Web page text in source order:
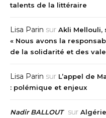
talents de la littéraire
Lisa Parin sur Akli Mellouli,
« Nous avons la
de la solidarité et des
Lisa Parin sur L’appel de
: polémique et enjeux
Nadir BALLOUT sur